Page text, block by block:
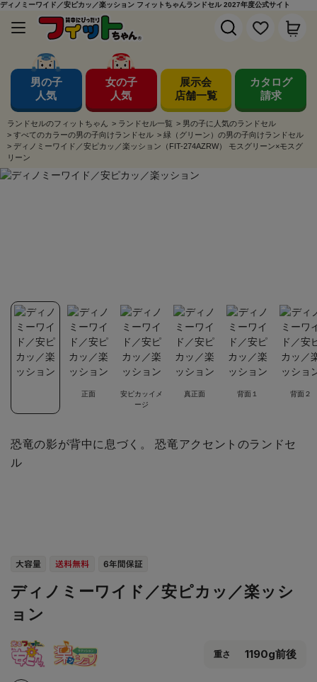
ディノミーワイド／安ピカッ／楽ッション フィットちゃんランドセル 2027年度公式サイト
男の子
人気
女の子
人気
展示会
店舗一覧
カタログ
請求
ランドセルのフィットちゃん > ランドセル一覧 > 男の子に人気のランドセル
> すべてのカラーの男の子向けランドセル > 緑（グリーン）の男の子向けランドセル
> ディノミーワイド／安ピカッ／楽ッション（FIT-274AZRW） モスグリーン×モスグ
リーン
正面
安ピカッイメ
ージ
真正面 背面１ 背面２
恐竜の影が背中に息づく。 恐竜アクセントのランドセ
ル
ディノミーワイド／安ピカッ／楽ッシ
ョン
重さ 1190g前後